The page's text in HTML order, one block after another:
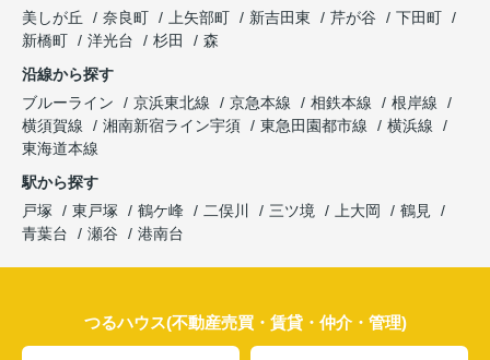
美しが丘
奈良町 上矢部町 新吉田東 芹が谷
下田町
新橋町
洋光台 杉田
森
沿線から探す
ブルーライン
京浜東北線 京急本線 相鉄本線
根岸線
横須賀線
湘南新宿ライン宇須 東急田園都市線
横浜線
東海道本線
駅から探す
戸塚
東戸塚 鶴ケ峰 二俣川 三ツ境 上大岡
鶴見
青葉台
瀬谷 港南台
つるハウス(不動産売買・賃貸・仲介・管理)